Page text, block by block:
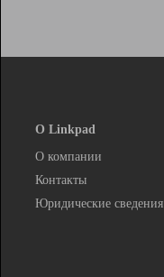
О Linkpad
О компании
Контакты
Юридические сведения